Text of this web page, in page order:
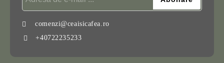
comenzi@ceaisicafea.ro
+40722235233